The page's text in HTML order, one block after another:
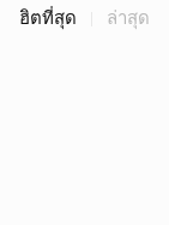
ฮิตที่สุด ล่าสุด